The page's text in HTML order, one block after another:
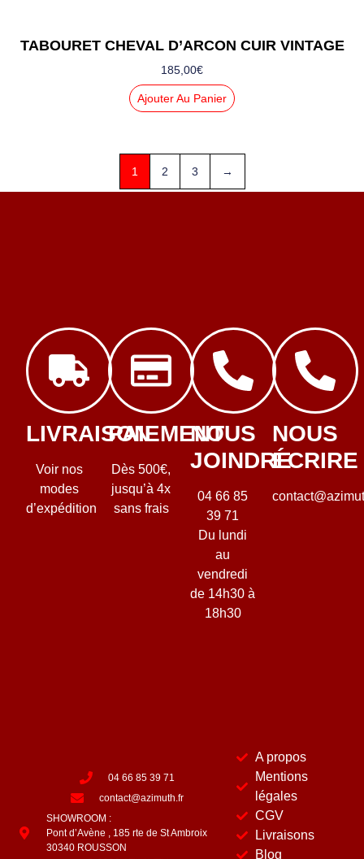
TABOURET CHEVAL D’ARCON CUIR VINTAGE
185,00€
Ajouter Au Panier
1 2 3 →
LIVRAISON
Voir nos
modes
d’expédition
PAIEMENT
Dès 500€,
jusqu’à 4x
sans frais
NOUS
JOINDRE
04 66 85
39 71
Du lundi
au
vendredi
de 14h30 à
18h30
NOUS
ÉCRIRE
04 66 85 39 71
contact@azimuth.fr
SHOWROOM :
Pont d’Avène , 185 rte de St Ambroix
30340 ROUSSON
A propos
Mentions
légales
CGV
Livraisons
Blog